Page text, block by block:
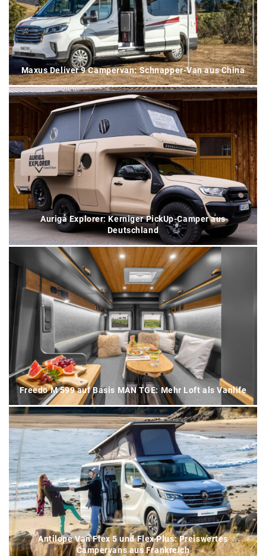
Maxus Deliver 9 Campervan: Schnapper-Van aus China
Auriga Explorer: Kerniger PickUp-Camper aus
Deutschland
Freedo M 599 auf Basis MAN TGE: Mehr Loft als Vanlife
Antilope Van Flex 5 und Flex Plus: Preiswertes
Campervans aus Frankreich